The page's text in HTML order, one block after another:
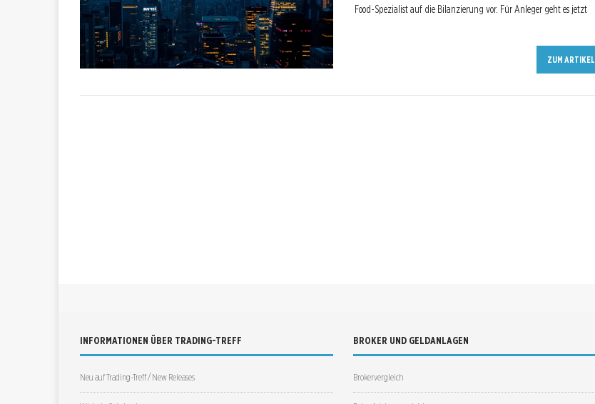
Food-Spezialist auf die Bilanzierung vor. Für Anleger geht es jetzt
ZUM ARTIKEL
INFORMATIONEN ÜBER TRADING-TREFF
Neu auf Trading-Treff / New Releases
BROKER UND GELDANLAGEN
Brokervergleich